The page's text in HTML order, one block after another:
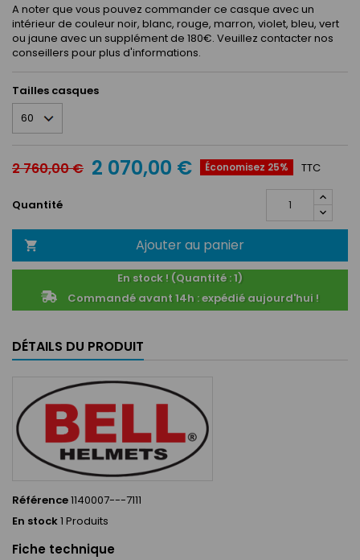
A noter que vous pouvez commander ce casque avec un
intérieur de couleur noir, blanc, rouge, marron, violet, bleu, vert
ou jaune avec un supplément de 180€. Veuillez contacter nos
conseillers pour plus d'informations.
Tailles casques
2 760,00 € 2 070,00 € Économisez 25% TTC
Quantité
 Ajouter au panier
En stock ! (Quantité : 1)
Commandé avant 14h : expédié aujourd'hui !
DÉTAILS DU PRODUIT
Référence1140007---7111
En stock1 Produits
Fiche technique